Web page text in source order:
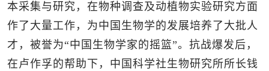
本采集与研究，在物种调查及动植物实验研究方面
作了大量工作，为中国生物学的发展培养了大批人
才，被誉为“中国生物学家的摇篮”。抗战爆发后，
在卢作孚的帮助下，中国科学社生物研究所所长钱